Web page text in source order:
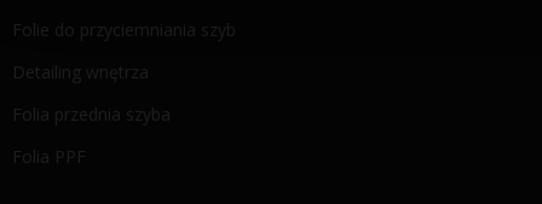
Folie do przyciemniania szyb
Detailing wnętrza
Folia przednia szyba
Folia PPF